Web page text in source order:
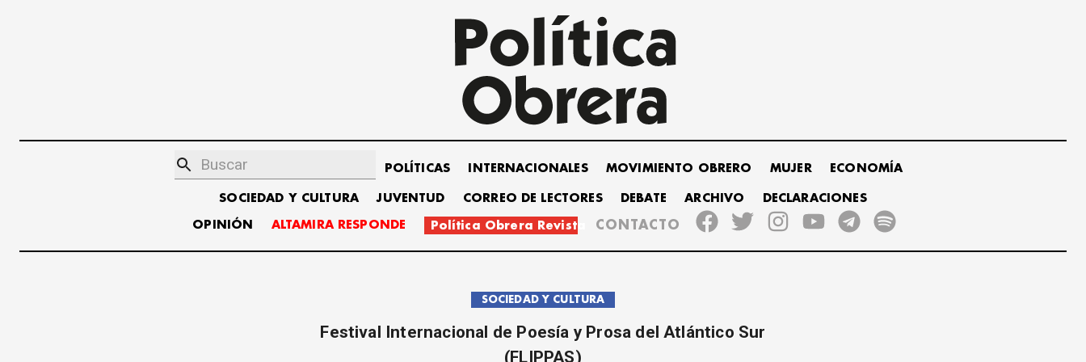
POLÍTICAS INTERNACIONALES MOVIMIENTO OBRERO MUJER ECONOMÍA
SOCIEDAD Y CULTURA JUVENTUD CORREO DE LECTORES DEBATE ARCHIVO DECLARACIONES
OPINIÓN ALTAMIRA RESPONDE Política Obrera Revista CONTACTO
SOCIEDAD Y CULTURA
Festival Internacional de Poesía y Prosa del Atlántico Sur
(FLIPPAS)